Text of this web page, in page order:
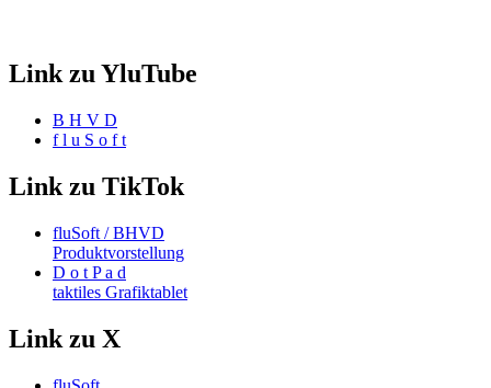
Link zu YluTube
B H V D
f l u S o f t
Link zu TikTok
fluSoft / BHVD
Produktvorstellung
D o t P a d
taktiles Grafiktablet
Link zu X